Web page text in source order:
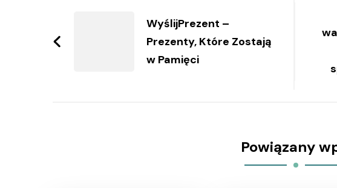
WyślijPrezent –
Prezenty, Które Zostają
w Pamięci
Powiązany